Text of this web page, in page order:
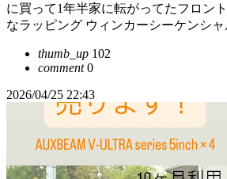
に買って1年半家に転がってたフロン
なラッピング ウィンカーシーケンシャ
thumb_up 102
comment0
2026/04/25 22:43